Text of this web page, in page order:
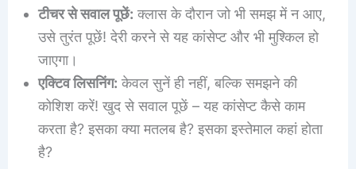
टीचर से सवाल पूछें: क्लास के दौरान जो भी समझ में न आए,
उसे तुरंत पूछें! देरी करने से यह कांसेप्ट और भी मुश्किल हो
जाएगा।
एक्टिव लिसनिंग: केवल सुनें ही नहीं, बल्कि समझने की
कोशिश करें! खुद से सवाल पूछें – यह कांसेप्ट कैसे काम
करता है? इसका क्या मतलब है? इसका इस्तेमाल कहां होता
है?